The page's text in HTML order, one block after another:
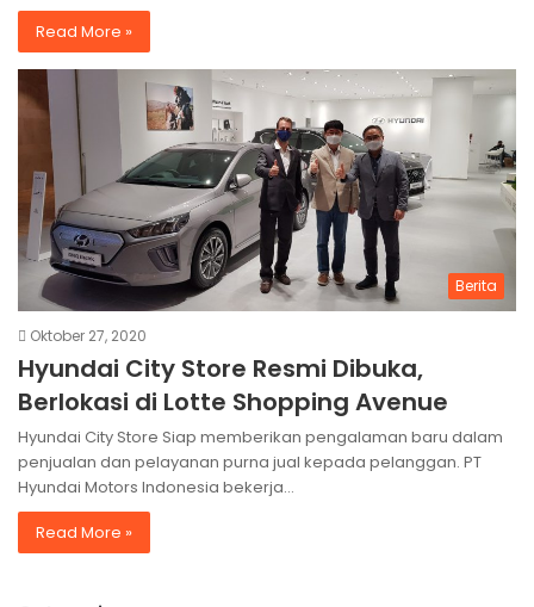
Read More »
Berita
Oktober 27, 2020
Hyundai City Store Resmi Dibuka,
Berlokasi di Lotte Shopping Avenue
Hyundai City Store Siap memberikan pengalaman baru dalam
penjualan dan pelayanan purna jual kepada pelanggan. PT
Hyundai Motors Indonesia bekerja…
Read More »